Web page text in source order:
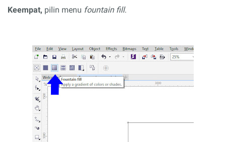
Keempat, pilin menu fountain fill.